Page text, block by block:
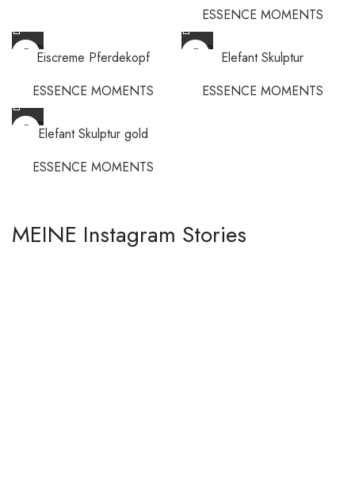
ESSENCE MOMENTS
SOLD
OUTEiscreme Pferdekopf
ESSENCE MOMENTS
SOLD
Elefant Skulptur
ESSENCE MOMENTS
SOLD
OUTElefant Skulptur gold
ESSENCE MOMENTS
MEINE Instagram Stories